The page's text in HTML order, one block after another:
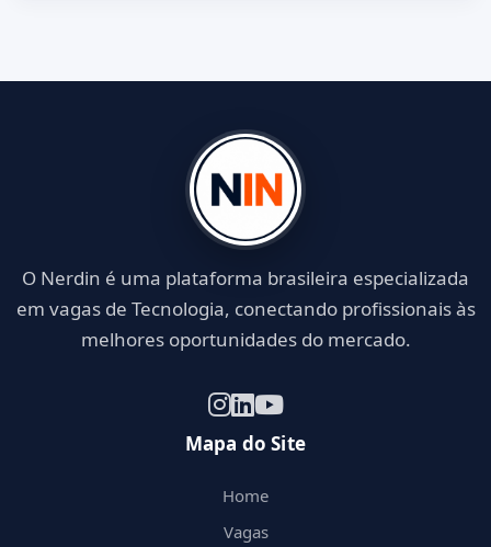
O Nerdin é uma plataforma brasileira especializada
em vagas de Tecnologia, conectando profissionais às
melhores oportunidades do mercado.
Mapa do Site
Home
Vagas